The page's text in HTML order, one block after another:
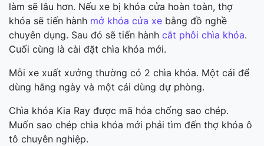
làm sẽ lâu hơn. Nếu xe bị khóa cửa hoàn toàn, thợ
khóa sẽ tiến hành mở khóa cửa xe bằng đồ nghề
chuyên dụng. Sau đó sẽ tiến hành cắt phôi chìa khóa.
Cuối cùng là cài đặt chìa khóa mới.
Mỗi xe xuất xưởng thường có 2 chìa khóa. Một cái để
dùng hằng ngày và một cái dùng dự phòng.
Chìa khóa Kia Ray được mã hóa chống sao chép.
Muốn sao chép chìa khóa mới phải tìm đến thợ khóa ô
tô chuyên nghiệp.